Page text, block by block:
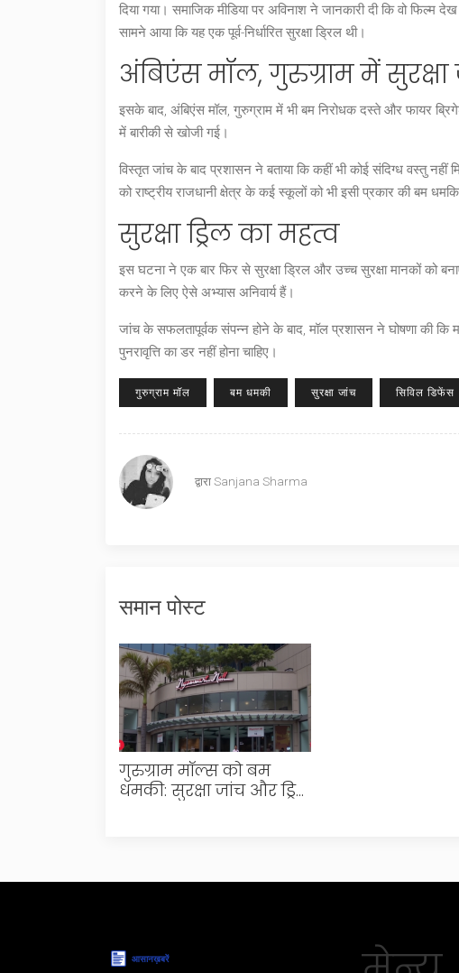
दिया गया। समाजिक मीडिया पर अविनाश ने जानकारी दी कि वो
सामने आया कि यह एक पूर्व-निर्धारित सुरक्षा ड्रिल थी।
अंबिएंस मॉल, गुरुग्राम में सुरक्षा
इसके बाद, अंबिएंस मॉल, गुरुग्राम में भी बम निरोधक दस्ते और फायर
में बारीकी से खोजी गई।
विस्तृत जांच के बाद प्रशासन ने बताया कि कहीं भी कोई संदिग्ध वस्तु
को राष्ट्रीय राजधानी क्षेत्र के कई स्कूलों को भी इसी प्रकार की बम
सुरक्षा ड्रिल का महत्व
इस घटना ने एक बार फिर से सुरक्षा ड्रिल और उच्च सुरक्षा मानकों को
करने के लिए ऐसे अभ्यास अनिवार्य हैं।
जांच के सफलतापूर्वक संपन्न होने के बाद, मॉल प्रशासन ने घोषणा की कि
पुनरावृत्ति का डर नहीं होना चाहिए।
गुरुग्राम मॉल बम धमकी सुरक्षा जांच सिविल डिफेंस
द्वारा Sanjana Sharma
समान पोस्ट
गुरुग्राम मॉल्स को बम
धमकी: सुरक्षा जांच और ड्रिल